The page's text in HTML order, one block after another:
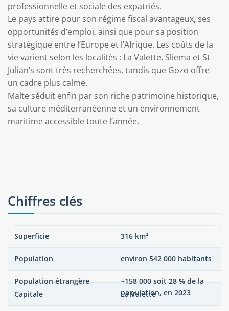
professionnelle et sociale des expatriés.
Le pays attire pour son régime fiscal avantageux, ses
opportunités d’emploi, ainsi que pour sa position
stratégique entre l’Europe et l’Afrique. Les coûts de la
vie varient selon les localités : La Valette, Sliema et St
Julian’s sont très recherchées, tandis que Gozo offre
un cadre plus calme.
Malte séduit enfin par son riche patrimoine historique,
sa culture méditerranéenne et un environnement
maritime accessible toute l’année.
Chiffres clés
Superficie 316 km²
Population environ 542 000 habitants
Population étrangère
~158 000 soit 28 % de la
population, en 2023
Capitale La Valette